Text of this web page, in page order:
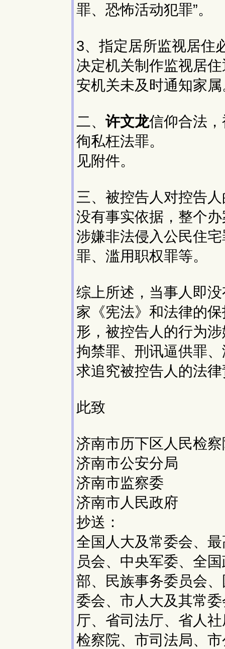
罪、恐怖活动犯罪”。
3、指定居所监视居住
决定机关制作监视居
安机关未及时通知家
二、 许文龙信仰合法
徇私枉法罪。
见附件。
三、被控告人对控告
没有事实依据，整个
涉嫌非法侵入公民住
罪、滥用职权罪等。
综上所述，当事人即
家《宪法》和法律的
形，被控告人的行为
拘禁罪、刑讯逼供罪
求追究被控告人的法
此致
济南市历下区人民检
济南市公安分局
济南市监察委
济南市人民政府
抄送：
全国人大及常委会、
员会、中央军委、全
部、民族事务委员会
委会、市人大及其常
厅、省司法厅、省人
检察院、市司法局、